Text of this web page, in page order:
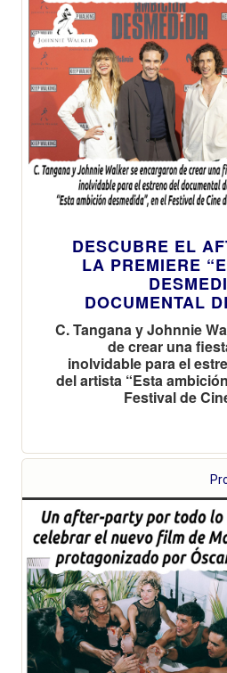
DESCUBRE EL
LA PREMIERE
DOCUMENTAL
C. Tangana y Johnnie
de crear una
inolvidable para el
del artista “Esta
Festival de